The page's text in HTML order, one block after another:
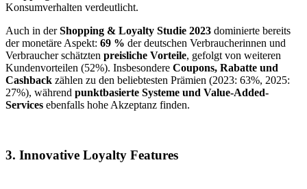
Konsumverhalten verdeutlicht.
Auch in derShopping & Loyalty Studie 2023 dominierte bereits
der monetäre Aspekt: 69 % der deutschen Verbraucherinnen und
Verbraucher schätzten preisliche Vorteile, gefolgt von weiteren
Kundenvorteilen (52%). Insbesondere Coupons, Rabatte und
Cashback zählen zu den beliebtesten Prämien (2023: 63%, 2025:
27%), während punktbasierte Systeme und Value-Added-
Services ebenfalls hohe Akzeptanz finden.
3. Innovative Loyalty Features